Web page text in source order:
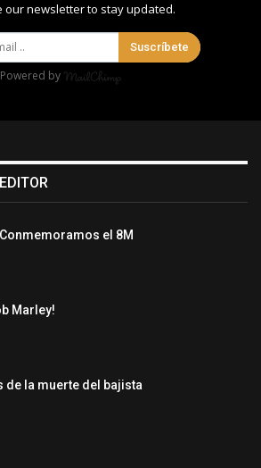
our newsletter to stay updated.
Suscríbete
Powered by
el 8M
Marley!
de la muerte del bajista